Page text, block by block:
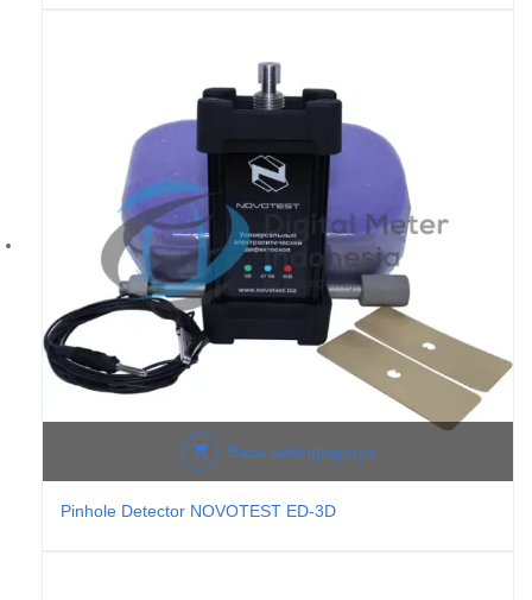
Baca selengkapnya
Pinhole Detector NOVOTEST ED-3D